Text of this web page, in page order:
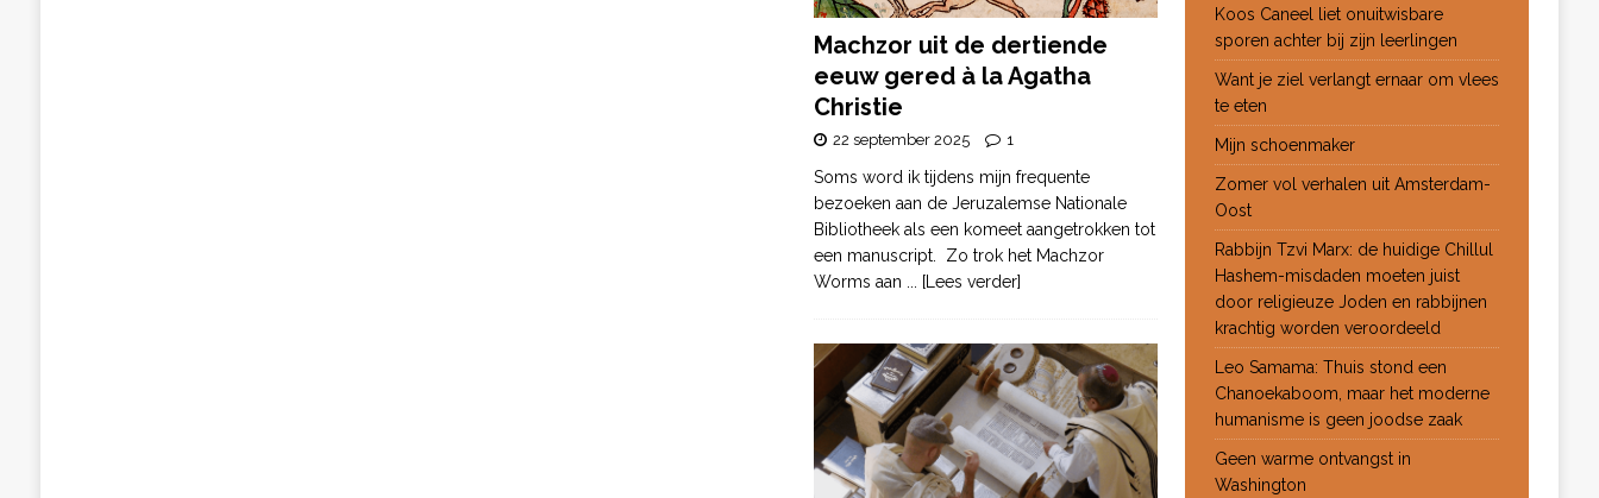
Machzor uit de dertiende
eeuw gered à la Agatha
Christie
22 september 2025 1
Soms word ik tijdens mijn frequente
bezoeken aan de Jeruzalemse Nationale
Bibliotheek als een komeet aangetrokken tot
een manuscript. Zo trok het Machzor
Worms aan ... [Lees verder]
Koos Caneel liet onuitwisbare
sporen achter bij zijn leerlingen
Want je ziel verlangt ernaar om vlees
te eten
Mijn schoenmaker
Zomer vol verhalen uit Amsterdam-
Oost
Rabbijn Tzvi Marx: de huidige Chillul
Hashem-misdaden moeten juist
door religieuze Joden en rabbijnen
krachtig worden veroordeeld
Leo Samama: Thuis stond een
Chanoekaboom, maar het moderne
humanisme is geen joodse zaak
Geen warme ontvangst in
Washington